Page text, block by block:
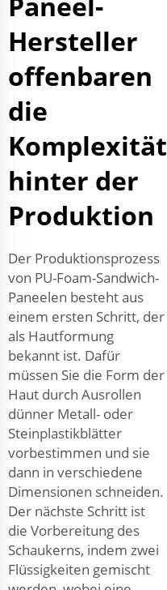
Hersteller
offenbaren
die
Komplexität
hinter der
Produktion
Der Produktionsprozess
von PU-Foam-Sandwich-
Paneelen besteht aus
einem ersten Schritt, der
als Hautformung
bekannt ist. Dafür
müssen Sie die Form der
Haut durch Ausrollen
dünner Metall- oder
Steinplastikblätter
vorbestimmen und sie
dann in verschiedene
Dimensionen schneiden.
Der nächste Schritt ist
die Vorbereitung des
Schaukerns, indem zwei
Flüssigkeiten gemischt